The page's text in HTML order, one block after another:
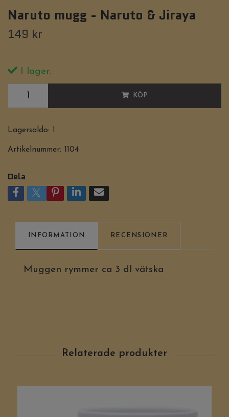
Naruto mugg - Naruto & Jiraya
149 kr
I lager.
KÖP
Lagersaldo:
Artikelnummer: 1104
Dela
INFORMATION RECENSIONER
Muggen rymmer ca 3 dl vätska